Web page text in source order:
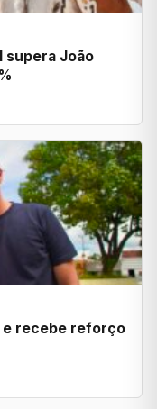
supera João
e recebe reforço